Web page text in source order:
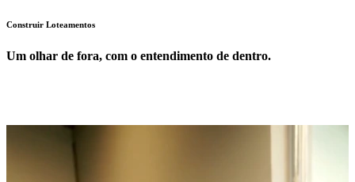
Construir Loteamentos
Um olhar de fora, com o entendimento de dentro.